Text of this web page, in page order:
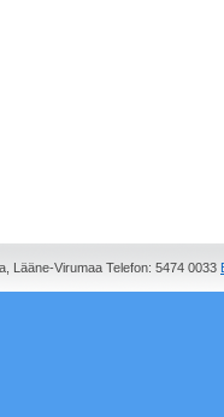
Lääne-Virumaa Telefon: 5474 0033